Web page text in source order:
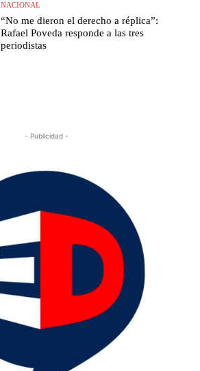
NACIONAL
“No me dieron el derecho a réplica”:
Rafael Poveda responde a las tres
periodistas
- Publicidad -